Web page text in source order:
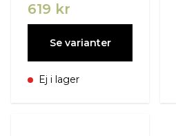
619 kr
Se varianter
Ej i lager